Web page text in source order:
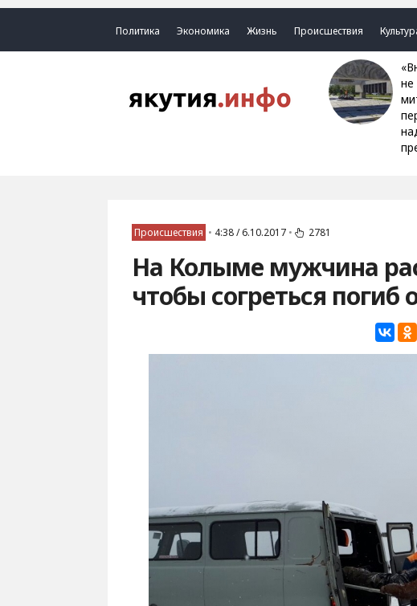
Политика Экономика Жизнь Происшествия
«Внеплановых работ»
не
Происшествия • 4:38 / 6.10.2017 • 2781
На Колыме мужчина
чтобы согреться погиб